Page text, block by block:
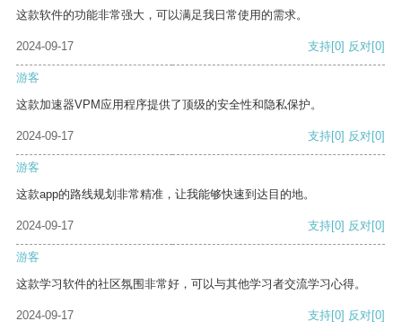
这款软件的功能非常强大，可以满足我日常使用的需求。
2024-09-17 支持[0] 反对[0]
游客
这款加速器VPM应用程序提供了顶级的安全性和隐私保护。
2024-09-17 支持[0] 反对[0]
游客
这款app的路线规划非常精准，让我能够快速到达目的地。
2024-09-17 支持[0] 反对[0]
游客
这款学习软件的社区氛围非常好，可以与其他学习者交流学习心得。
2024-09-17 支持[0] 反对[0]